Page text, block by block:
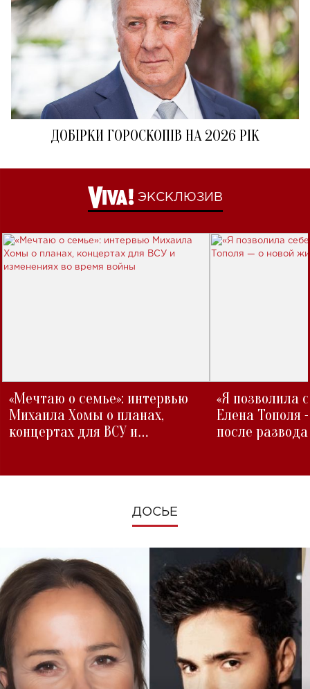
ДОБІРКИ ГОРОСКОПІВ НА 2026 РІК
ЭКСКЛЮЗИВ
«Мечтаю о семье»: интервью
Михаила Хомы о планах,
концертах для ВСУ и
«Я позволила
Елена Тополя
после развода
ДОСЬЕ